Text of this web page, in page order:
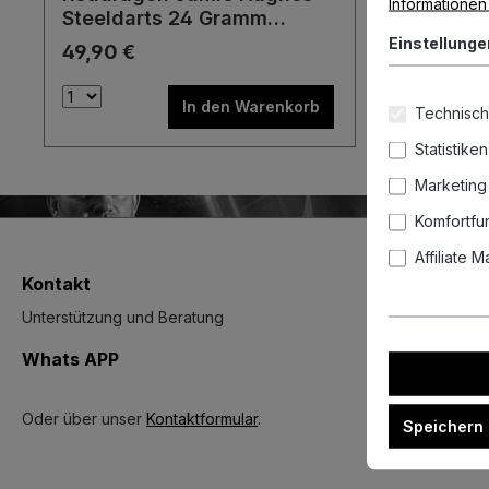
Steeldarts 24 Gramm
Steeldarts
49,90 €
In den Warenkorb
Kontakt
Unterstützung und Beratung
Whats APP
Oder über unser Kontaktformular.
Statistiken
Marketing
Affiliate
Speichern